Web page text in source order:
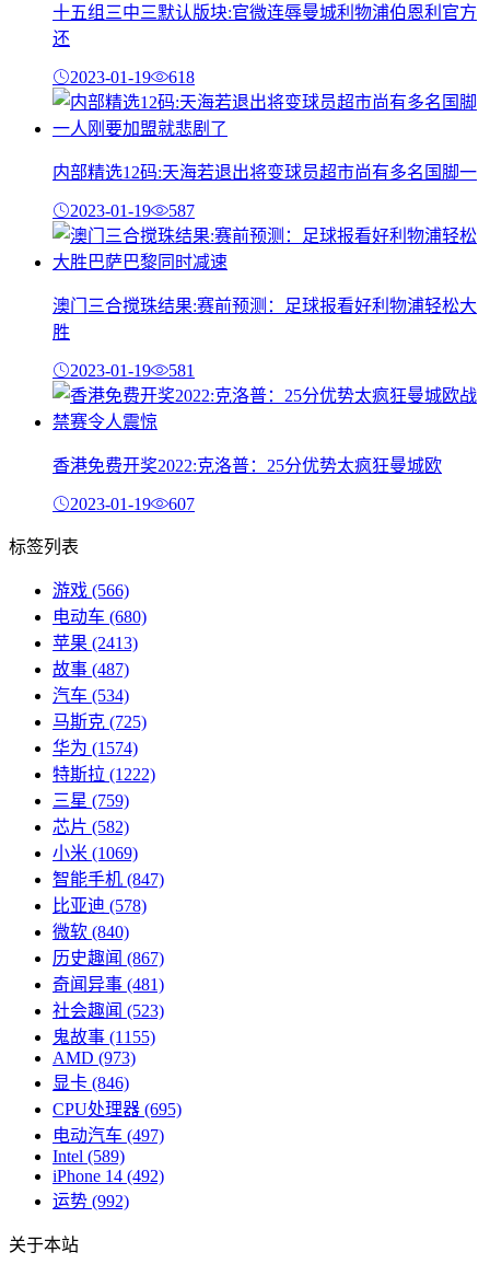
十五组三中三默认版块:官微连辱曼城利物浦伯恩利官方
还
2023-01-19 618
内部精选12码:天海若退出将变球员超市尚有多名国脚一
2023-01-19 587
澳门三合搅珠结果:赛前预测：足球报看好利物浦轻松大
胜
2023-01-19 581
香港免费开奖2022:克洛普：25分优势太疯狂曼城欧
2023-01-19 607
标签列表
游戏 (566)
电动车 (680)
苹果 (2413)
故事 (487)
汽车 (534)
马斯克 (725)
华为 (1574)
特斯拉 (1222)
三星 (759)
芯片 (582)
小米 (1069)
智能手机 (847)
比亚迪 (578)
微软 (840)
历史趣闻 (867)
奇闻异事 (481)
社会趣闻 (523)
鬼故事 (1155)
AMD (973)
显卡 (846)
CPU处理器 (695)
电动汽车 (497)
Intel (589)
iPhone 14 (492)
运势 (992)
关于本站